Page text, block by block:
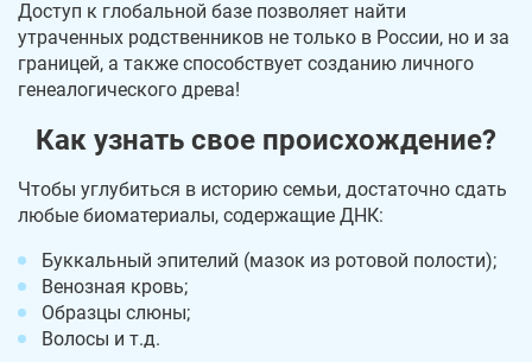
Доступ к глобальной базе позволяет найти
утраченных родственников не только в России, но и за
границей, а также способствует созданию личного
генеалогического древа!
Как узнать свое происхождение?
Чтобы углубиться в историю семьи, достаточно сдать
любые биоматериалы, содержащие ДНК:
Буккальный эпителий (мазок из ротовой полости);
Венозная кровь;
Образцы слюны;
Волосы и т.д.